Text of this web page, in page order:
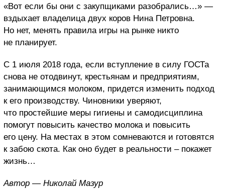
«Вот если бы они с закупщиками разобрались…» —
вздыхает владелица двух коров Нина Петровна.
Но нет, менять правила игры на рынке никто
не планирует.
С 1 июля 2018 года, если вступление в силу ГОСТа
снова не отодвинут, крестьянам и предприятиям,
занимающимся молоком, придется изменить подход
к его производству. Чиновники уверяют,
что простейшие меры гигиены и самодисциплина
помогут повысить качество молока и повысить
его цену. На местах в этом сомневаются и готовятся
к забою скота. Как оно будет в реальности – покажет
жизнь…
Автор — Николай Мазур